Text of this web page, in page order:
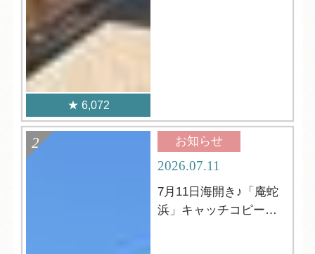
6,072
お知らせ
2026.07.11
7月11日海開き♪「庵蛇
浜」キャッチコピーの